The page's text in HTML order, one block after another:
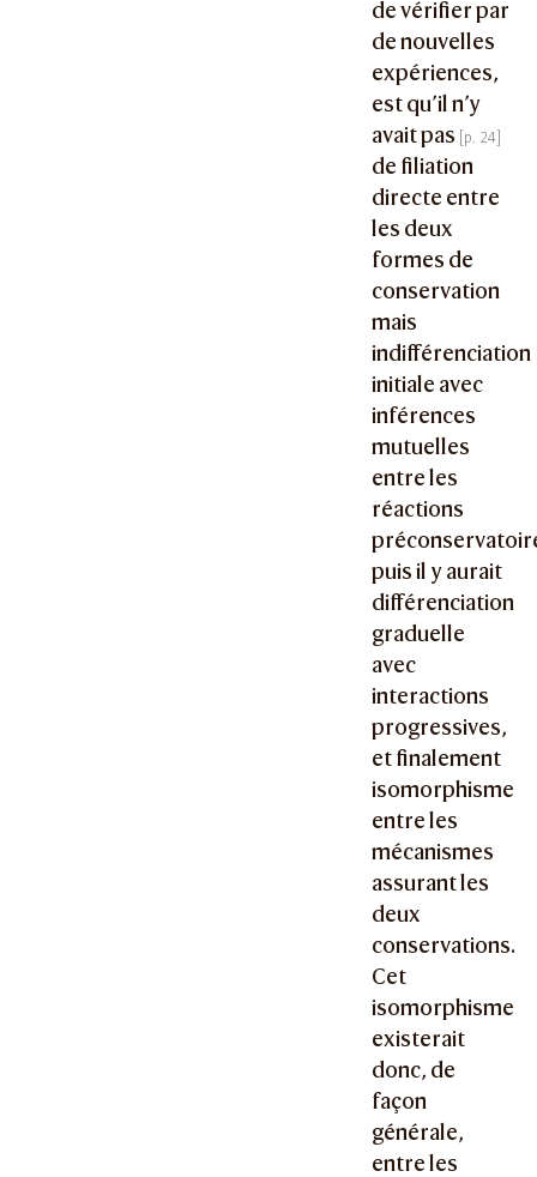
de vérifier par
de nouvelles
expériences,
est qu’il n’y
avait pas
de filiation
directe entre
les deux
formes de
conservation
mais
indifférenciation
initiale avec
inférences
mutuelles
entre les
réactions
puis il y aurait
différenciation
graduelle
avec
interactions
progressives,
et finalement
isomorphisme
entre les
mécanismes
assurant les
deux
conservations.
Cet
isomorphisme
existerait
donc, de
façon
générale,
entre les